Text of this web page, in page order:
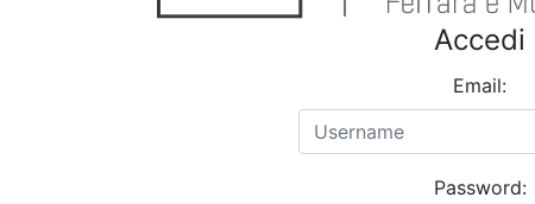
Accedi
Email:
Password: